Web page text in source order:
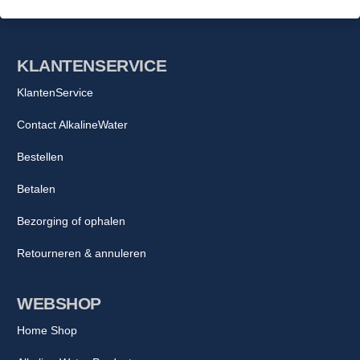
WEBSHOP
Home Shop
KLANTENSERVICE
KlantenService
Contact AlkalineWater
Bestellen
Betalen
Bezorging of ophalen
Retourneren & annuleren